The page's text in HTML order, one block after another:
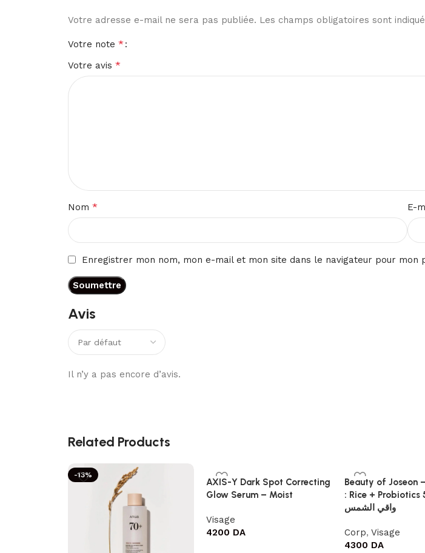
Avis
Il n’y a pas encore d’avis.
Votre adresse e-mail ne sera pas publiée. Les champs obligatoires sont
Votre note *
Votre avis *
Nom * E-
Enregistrer mon nom, mon e-mail et mon site dans le navigateur pour mon
Related Products
-13%
AXIS-Y Dark Spot Correcting
Glow Serum – Moist
Visage
4200 DA
Beauty of Joseon
: Rice + Probiotics
واقي الشمس
Corp, Visage
4300 DA